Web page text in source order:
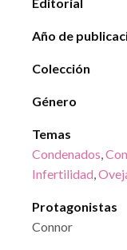
Año de
Colección
Género
Temas
Condenados,
Infertilidad,
Protagonistas
Connor